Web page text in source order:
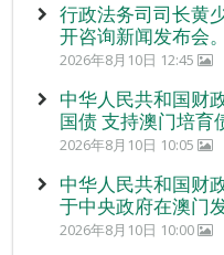
行政法务司司长黄
开咨询新闻发布会。
2026年8月10日 12:45
中华人民共和国财
国债 支持澳门培育
2026年8月10日 10:05
中华人民共和国财
于中央政府在澳门
2026年8月10日 10:00